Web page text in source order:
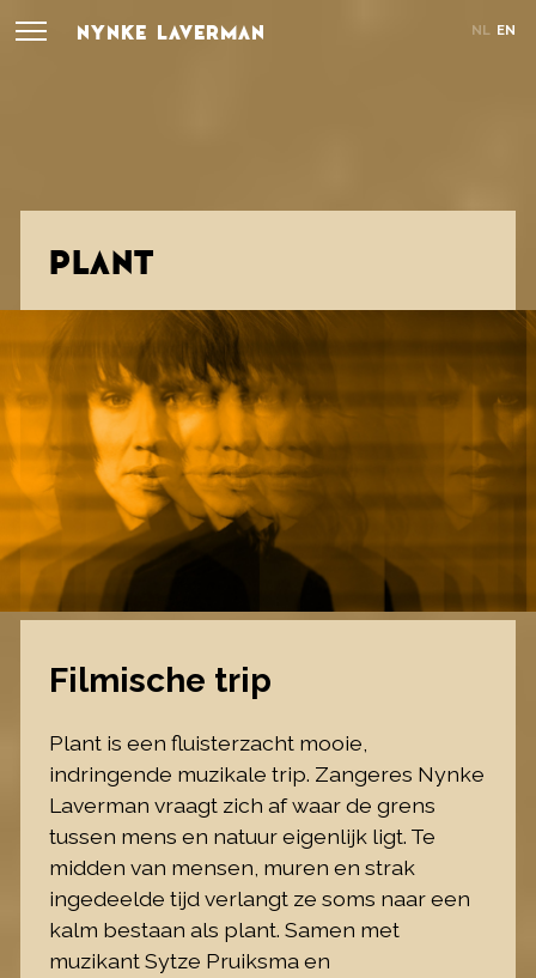
NYNKE LAVERMAN NL EN
PLANT
Filmische trip
Plant is een fluisterzacht mooie,
indringende muzikale trip. Zangeres Nynke
Laverman vraagt zich af waar de grens
tussen mens en natuur eigenlijk ligt. Te
midden van mensen, muren en strak
ingedeelde tijd verlangt ze soms naar een
kalm bestaan als plant. Samen met
muzikant Sytze Pruiksma en